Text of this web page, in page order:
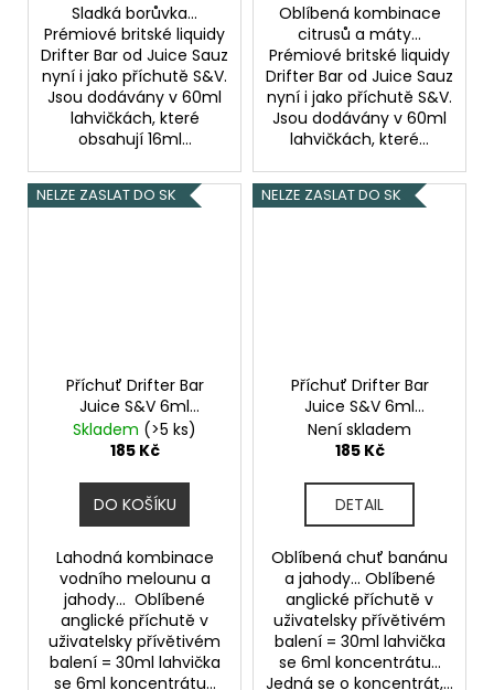
Sladká borůvka...
Prémiové britské liquidy
Drifter Bar od Juice Sauz
nyní i jako příchutě S&V.
Jsou dodávány v 60ml
lahvičkách, které
obsahují 16ml...
Oblíbená kombinace
citrusů a máty...
Prémiové britské liquidy
Drifter Bar od Juice Sauz
nyní i jako příchutě S&V.
Jsou dodávány v 60ml
lahvičkách, které...
NELZE ZASLAT DO SK
Příchuť Drifter Bar
Juice S&V 6ml
Watermelon
Strawberry
Skladem (>5 ks)
185 Kč
DO KOŠÍKU
Lahodná kombinace
vodního melounu a
jahody... Oblíbené
anglické příchutě v
uživatelsky přívětivém
balení = 30ml lahvička
se 6ml koncentrátu...
NELZE ZASLAT DO SK
Příchuť Drifter Bar
Juice S&V 6ml
Strawberry Banana Ice
Není skladem
185 Kč
DETAIL
Oblíbená chuť banánu
a jahody... Oblíbené
anglické příchutě v
uživatelsky přívětivém
balení = 30ml lahvička
se 6ml koncentrátu...
Jedná se o koncentrát,...